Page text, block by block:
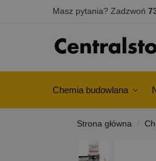
Masz pytania? Zadzwoń
Chemia budowlana
Strona główna /